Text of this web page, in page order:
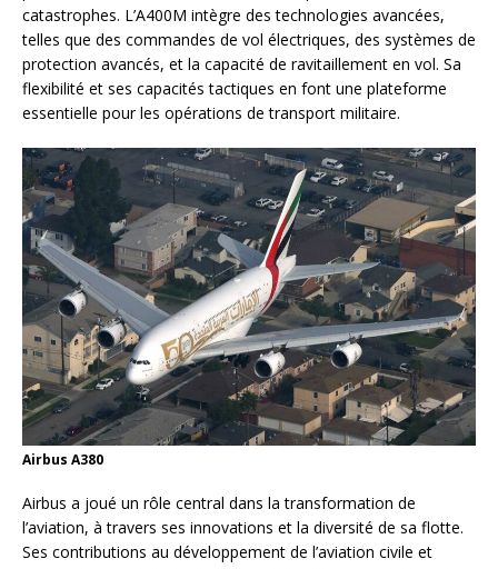
catastrophes. L’A400M intègre des technologies avancées,
telles que des commandes de vol électriques, des systèmes de
protection avancés, et la capacité de ravitaillement en vol. Sa
flexibilité et ses capacités tactiques en font une plateforme
essentielle pour les opérations de transport militaire.
Airbus A380
Airbus a joué un rôle central dans la transformation de
l’aviation, à travers ses innovations et la diversité de sa flotte.
Ses contributions au développement de l’aviation civile et